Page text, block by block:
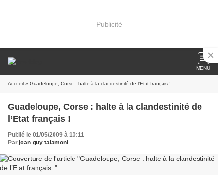
Publicité
MENU
Accueil » Guadeloupe, Corse : halte à la clandestinité de l’Etat français !
Guadeloupe, Corse : halte à la clandestinité de
l’Etat français !
Publié le 01/05/2009 à 10:11
Par jean-guy talamoni